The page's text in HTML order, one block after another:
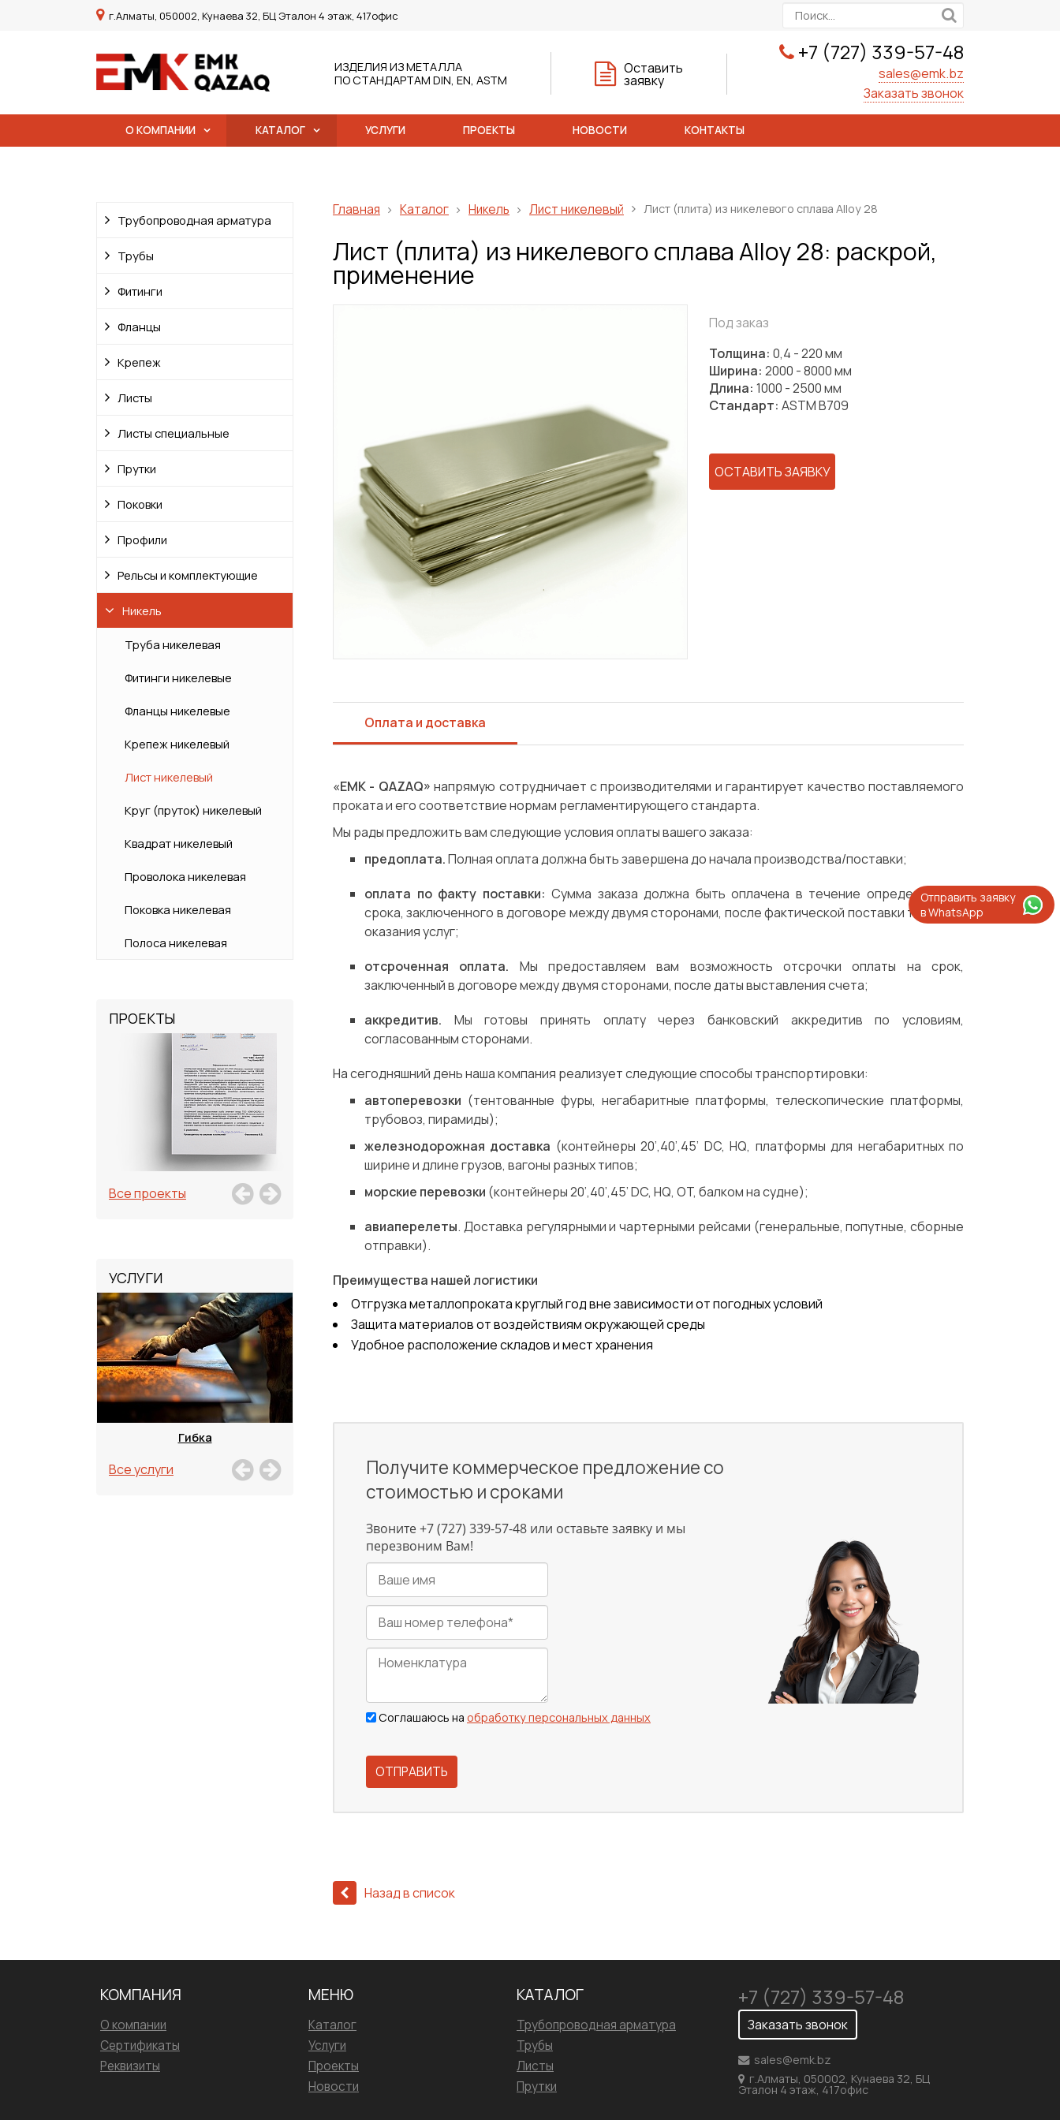
Отправить заявку
в WhatsApp
г.Алматы, 050002, Кунаева 32, БЦ Эталон 4 этаж, 417офис
+7 (727) 339-57-48
sales@emk.bz
Заказать звонок
Оставить
заявку
ИЗДЕЛИЯ ИЗ МЕТАЛЛА
ПО СТАНДАРТАМ DIN, EN, ASTM
О КОМПАНИИ КАТАЛОГ УСЛУГИ ПРОЕКТЫ НОВОСТИ КОНТАКТЫ
Трубопроводная арматура
Трубы
Фитинги
Фланцы
Крепеж
Листы
Листы специальные
Прутки
Поковки
Профили
Рельсы и комплектующие
Никель
Труба никелевая
Фитинги никелевые
Фланцы никелевые
Крепеж никелевый
Лист никелевый
Круг (пруток) никелевый
Квадрат никелевый
Проволока никелевая
Поковка никелевая
Полоса никелевая
ПРОЕКТЫ
Все проекты
УСЛУГИ
Гибка
Все услуги
Главная Каталог Никель Лист никелевый Лист (плита) из никелевого сплава Alloy 28
Лист (плита) из никелевого сплава Alloy 28: раскрой,
применение
Под заказ
Толщина: 0,4 - 220 мм
Ширина: 2000 - 8000 мм
Длина: 1000 - 2500 мм
Стандарт: ASTM B709
ОСТАВИТЬ ЗАЯВКУ
Оплата и доставка
«ЕМК - QAZAQ» напрямую сотрудничает с производителями и гарантирует качество поставляемого
проката и его соответствие нормам регламентирующего стандарта.
Мы рады предложить вам следующие условия оплаты вашего заказа:
предоплата.Полная оплата должна быть завершена до начала производства/поставки;
оплата по факту поставки: Сумма заказа должна быть оплачена в течение определенного
срока, заключенного в договоре между двумя сторонами, после фактической поставки товаров/
оказания услуг;
отсроченная оплата. Мы предоставляем вам возможность отсрочки оплаты на срок,
заключенный в договоре между двумя сторонами, после даты выставления счета;
аккредитив. Мы готовы принять оплату через банковский аккредитив по условиям,
согласованным сторонами.
На сегодняшний день наша компания реализует следующие способы транспортировки:
автоперевозки (тентованные фуры, негабаритные платформы, телескопические платформы,
трубовоз, пирамиды);
железнодорожная доставка (контейнеры 20’,40’,45’ DC, HQ, платформы для негабаритных по
ширине и длине грузов, вагоны разных типов;
морские перевозки (контейнеры 20’,40’,45’ DC, HQ, OT, балком на судне);
авиаперелеты. Доставка регулярными и чартерными рейсами (генеральные, попутные, сборные
отправки).
Преимущества нашей логистики
Отгрузка металлопроката круглый год вне зависимости от погодных условий
Защита материалов от воздействиям окружающей среды
Удобное расположение складов и мест хранения
Получите коммерческое предложение со
стоимостью и сроками
Звоните +7 (727) 339-57-48 или оставьте заявку и мы
перезвоним Вам!
Соглашаюсь на обработку персональных данных
ОТПРАВИТЬ
Назад в список
+7 (727) 339-57-48
Заказать звонок
sales@emk.bz
г.Алматы, 050002, Кунаева 32, БЦ
Эталон 4 этаж, 417офис
КОМПАНИЯ
О компании
Сертификаты
Реквизиты
МЕНЮ
Каталог
Услуги
Проекты
Новости
КАТАЛОГ
Трубопроводная арматура
Трубы
Листы
Прутки